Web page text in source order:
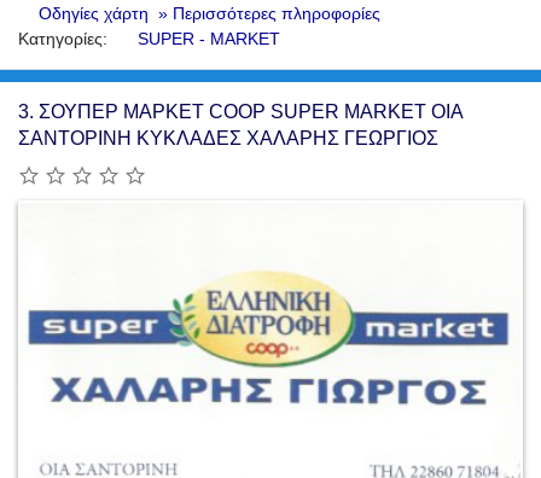
Οδηγίες χάρτη » Περισσότερες πληροφορίες
Κατηγορίες:
SUPER - MARKET
3. ΣΟΥΠΕΡ ΜΑΡΚΕΤ COOP SUPER MARKET ΟΙΑ
ΣΑΝΤΟΡΙΝΗ ΚΥΚΛΑΔΕΣ ΧΑΛΑΡΗΣ ΓΕΩΡΓΙΟΣ